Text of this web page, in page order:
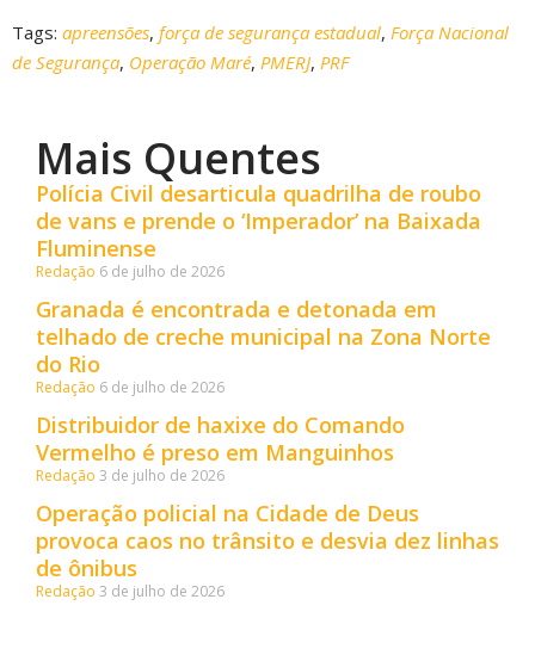
Tags: apreensões, força de segurança estadual, Força Nacional
de Segurança, Operação Maré, PMERJ, PRF
Mais Quentes
Polícia Civil desarticula quadrilha de roubo
de vans e prende o ‘Imperador’ na Baixada
Fluminense
Redação 6 de julho de 2026
Granada é encontrada e detonada em
telhado de creche municipal na Zona Norte
do Rio
Redação 6 de julho de 2026
Distribuidor de haxixe do Comando
Vermelho é preso em Manguinhos
Redação 3 de julho de 2026
Operação policial na Cidade de Deus
provoca caos no trânsito e desvia dez linhas
de ônibus
Redação 3 de julho de 2026